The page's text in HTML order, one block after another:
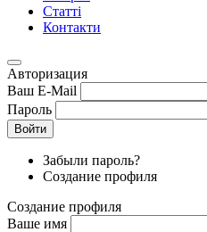
Статтi
Контакти
Авторизация
Ваш E-Mail
Пароль
Войти
Забыли пароль?
Создание профиля
Создание профиля
Ваше имя